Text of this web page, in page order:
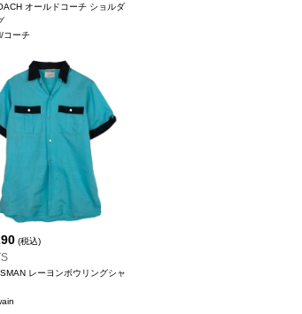
オールドコーチ ショルダ
コーチ
(税込)
レーヨンボウリングシャ